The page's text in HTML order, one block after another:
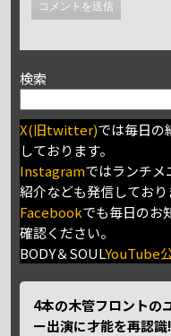
検索
X(旧twitter)では毎日の
しております。
Instagramではランチメ
紹介なども発信しており
Facebookでも毎日のお
確認ください。
BODY＆SOULYouTube
4本の木管フロントの
ー出演に才能を再認